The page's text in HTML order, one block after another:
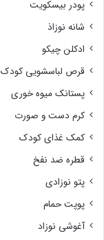
پودر بیسکویت
شانه نوزاذ
ادکلن چیکو
قرص لباسشویی کودک
پستانک میوه خوری
کرم دست و صورت
کمک غذای کودک
قطره ضد نفخ
پتو نوزادی
پوپت حمام
آغوشی نوزاد